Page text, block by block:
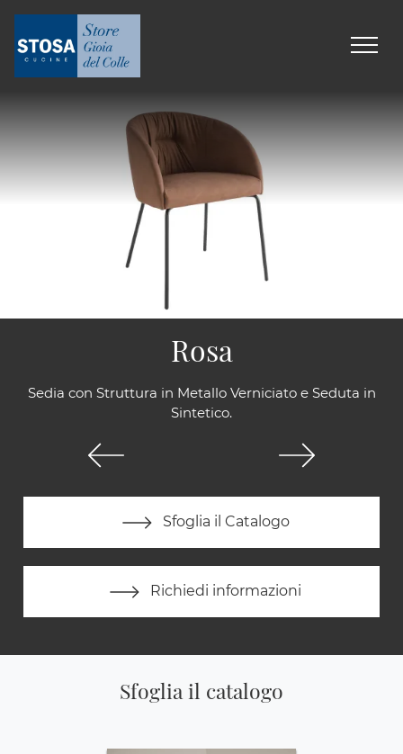
Sedia con Struttura in Metallo Verniciato e Seduta in
Sintetico.
Sfoglia il Catalogo
Richiedi informazioni
Rosa
Sfoglia il catalogo